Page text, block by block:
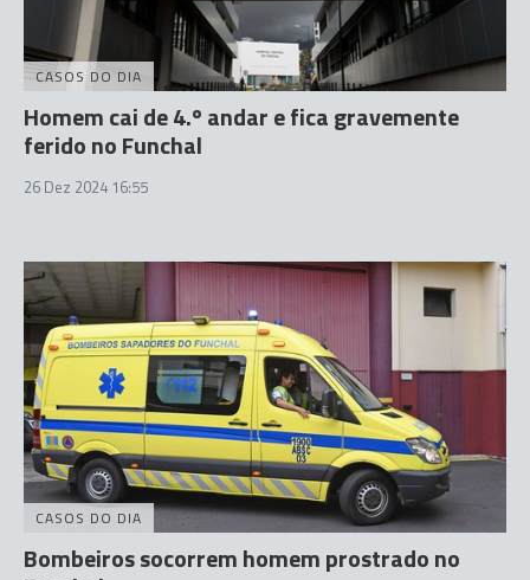
CASOS DO DIA
Homem cai de 4.º andar e fica gravemente
ferido no Funchal
26 Dez 2024 16:55
CASOS DO DIA
Bombeiros socorrem homem prostrado no